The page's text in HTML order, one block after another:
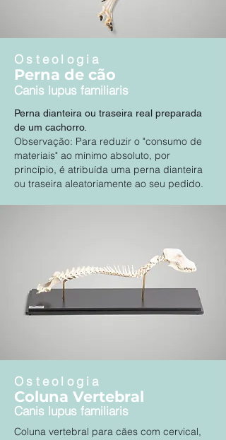
Osteologia
Perna de cão
Canis lupus familiaris
Perna dianteira ou traseira real preparada
de um cachorro.
Observação: Para reduzir o "consumo de
materiais" ao mínimo absoluto, por
princípio, é atribuída uma perna dianteira
ou traseira aleatoriamente ao seu pedido.
Osteologia
Coluna Vertebral
Canis lupus familiaris
Coluna vertebral para cães com cervical,